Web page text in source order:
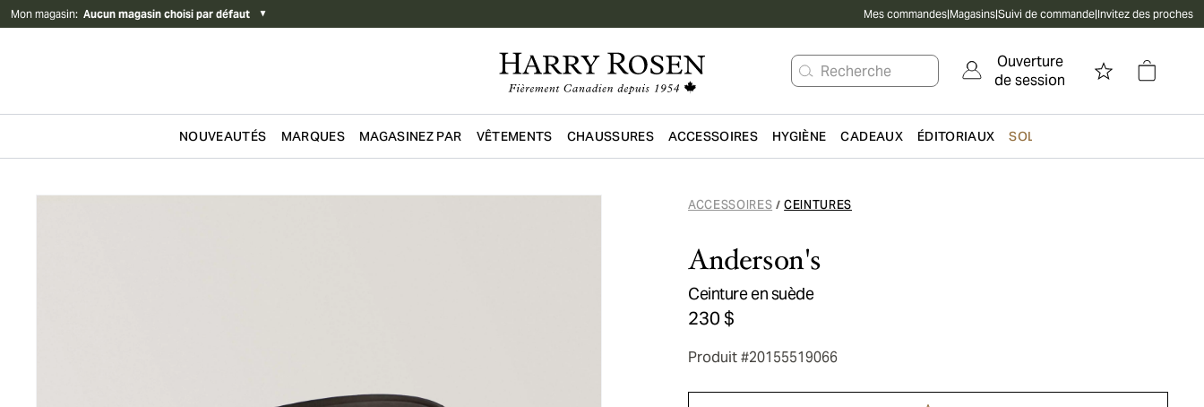
Mon magasin: Aucun magasin choisi par défaut ▼ Mes commandes|Magasins|Suivi de commande|Invitez des proches
Recherche
Ouverture
de session
Passer au contenu principal
NOUVEAUTÉS MARQUES MAGASINEZ PAR VÊTEMENTS CHAUSSURES ACCESSOIRES HYGIÈNE CADEAUX ÉDITORIAUX SOLDES
ACCESSOIRES / CEINTURES
Anderson's
Ceinture en suède
230 $
Produit #20155519066